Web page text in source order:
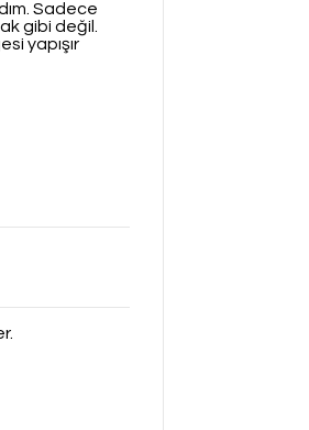
Sadece
gibi değil.
yapışır